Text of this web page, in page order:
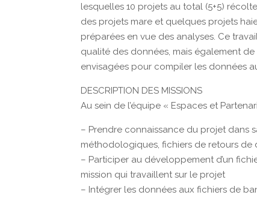
lesquelles 10 projets au total (5+5)
des projets mare et quelques projets
préparées en vue des analyses. Ce
qualité des données, mais également
envisagées pour compiler les données
DESCRIPTION DES MISSIONS
Au sein de l’équipe « Espaces et
– Prendre connaissance du projet dans
méthodologiques, fichiers de retours de
– Participer au développement d’un
mission qui travaillent sur le projet
– Intégrer les données aux fichiers de